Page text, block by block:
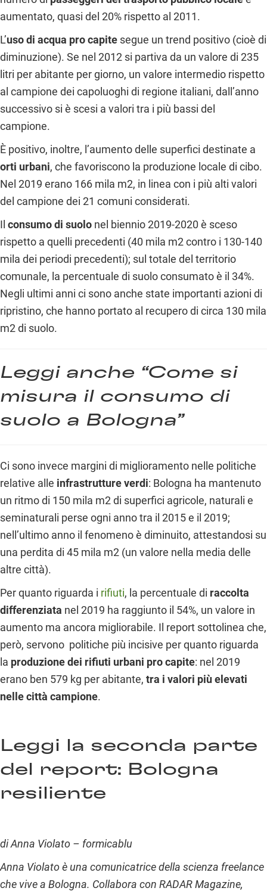
aumentato, quasi del 20% rispetto al 2011.
L’uso di acqua pro capite segue un trend positivo (cioè di
diminuzione). Se nel 2012 si partiva da un valore di 235
litri per abitante per giorno, un valore intermedio rispetto
al campione dei capoluoghi di regione italiani, dall’anno
successivo si è scesi a valori tra i più bassi del
campione.
È positivo, inoltre, l’aumento delle superfici destinate a
orti urbani, che favoriscono la produzione locale di cibo.
Nel 2019 erano 166 mila m2, in linea con i più alti valori
del campione dei 21 comuni considerati.
Il consumo di suolo nel biennio 2019-2020 è sceso
rispetto a quelli precedenti (40 mila m2contro i 130-140
mila dei periodi precedenti); sul totale del territorio
comunale, la percentuale di suolo consumato è il 34%.
Negli ultimi anni ci sono anche state importanti azioni di
ripristino, che hanno portato al recupero di circa 130 mila
m2di suolo.
Leggi anche “Come si
misura il consumo di
suolo a Bologna”
Ci sono invece margini di miglioramento nelle politiche
relative alle infrastrutture verdi: Bologna ha mantenuto
un ritmo di 150 mila m2di superfici agricole, naturali e
seminaturali perse ogni anno tra il 2015 e il 2019;
nell’ultimo anno il fenomeno è diminuito, attestandosi su
una perdita di 45 mila m2 (un valore nella media delle
altre città).
Per quanto riguarda i rifiuti, la percentuale di raccolta
differenziata nel 2019 ha raggiunto il 54%, un valore in
aumento ma ancora migliorabile. Il report sottolinea che,
però, servono politiche più incisive per quanto riguarda
la produzione dei rifiuti urbani pro capite: nel 2019
erano ben 579 kg per abitante, tra i valori più elevati
nelle città campione.
Leggi la seconda parte
del report: Bologna
resiliente
di Anna Violato – formicablu
Anna Violato è una comunicatrice della scienza freelance
che vive a Bologna. Collabora con RADAR Magazine,